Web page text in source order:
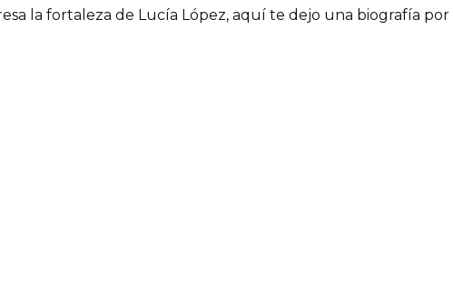
la fortaleza de Lucía López, aquí te dejo una biografía por